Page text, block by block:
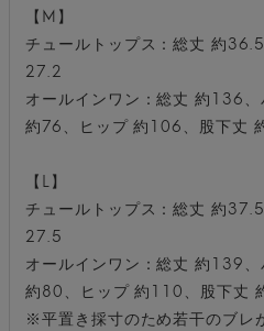
【M】
チュールトップス：総丈 約
27.2
オールインワン：総丈 約136
約76、ヒップ 約106、股下丈
【L】
チュールトップス：総丈 約
27.5
オールインワン：総丈 約139
約80、ヒップ 約110、股下丈
※平置き採寸のため若干のブレ